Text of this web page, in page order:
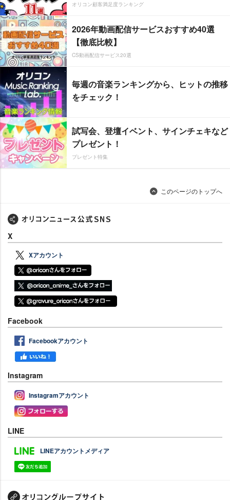
オリコン顧客満足度ランキング
2026年動画配信サービスおすすめ40選
【徹底比較】
CS動画配信サービス20選
毎週の音楽ランキングから、ヒットの推移
をチェック！
試写会、登壇イベント、サインチェキなど
プレゼント！
プレゼント特集
このページのトップへ
X
Xアカウント
Facebook
Facebookアカウント
Instagram
Instagramアカウント
LINE
LINEアカウントメディア